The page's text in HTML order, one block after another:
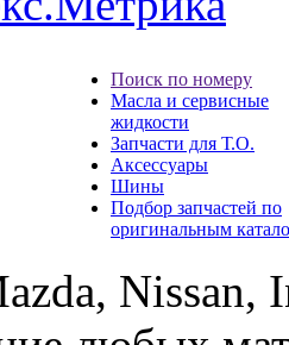
Поиск по номеру
Масла и сервисные
жидкости
Запчасти для Т.О.
Аксессуары
Шины
Подбор запчастей по
оригинальным